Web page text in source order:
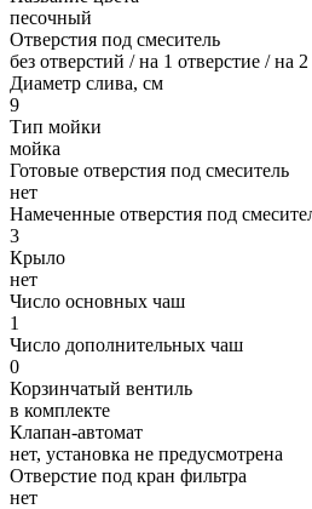
песочный
Отверстия под смеситель
без отверстий / на 1 отверстие / на
Диаметр слива, см
9
Тип мойки
мойка
Готовые отверстия под смеситель
нет
Намеченные отверстия под
3
Крыло
нет
Число основных чаш
1
Число дополнительных чаш
0
Корзинчатый вентиль
в комплекте
Клапан-автомат
нет, установка не предусмотрена
Отверстие под кран фильтра
нет